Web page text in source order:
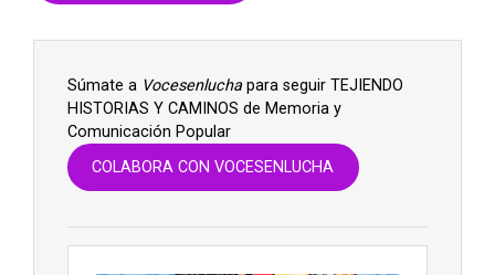
Súmate a Vocesenluchapara seguir TEJIENDO
HISTORIAS Y CAMINOS de Memoria y
Comunicación Popular
COLABORA CON VOCESENLUCHA